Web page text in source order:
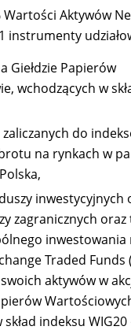
Wartości Aktywów
instrumenty
Giełdzie Papierów
wchodzących w
do
na rynkach w
inwestycyjnych
zagranicznych oraz
inwestowania
Traded Funds
aktywów w
indeksu